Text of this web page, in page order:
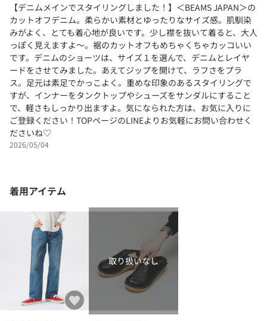
【デニムメインでスタイリングしました！】＜BEAMS JAPAN＞の
カットオフデニム。柔らかい素材とゆったりなサイズ感。肌馴染
みがよく、とても着心地が良いです。少し襟を抜いて着ると、大人
っぽく見えますよ〜。裾のカットオフもめちゃくちゃカッコいい
です。デニムのショーツは、サイズ１を選んで、デニムとレイヤ
ードをさせてみました。あえてジップを開けて、ラフさをプラ
ス。足元は素足でかっこよく。重めな印象のあるスタイリングで
すが、インナーをタンクトップやシューズをサンダルにすること
で、軽さもしっかり出ますよ。気になられた方は、お気に入りに
ご登録ください！TOPページのLINEよりお気軽にお問い合わせく
ださいね♡
2026/05/04
着用アイテム
取り扱いなし